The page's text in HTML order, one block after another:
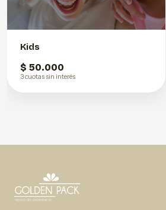
Kids
$ 50.000
3 cuotas sin interés